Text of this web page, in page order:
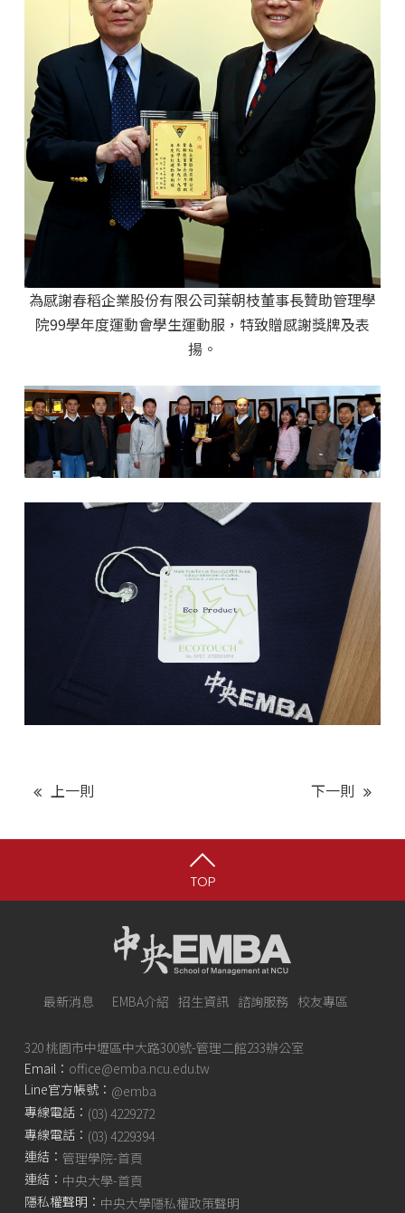
為感謝春稻企業股份有限公司葉朝枝董事長贊助管理學
院99學年度運動會學生運動服，特致贈感謝獎牌及表
揚。
上一則 下一則
TOP
最新消息 EMBA介紹 招生資訊 諮詢服務 校友專區
320 桃園市中壢區中大路300號-管理二館233辦公室
Email： office@emba.ncu.edu.tw
Line官方帳號： @emba
專線電話： (03) 4229272
專線電話： (03) 4229394
連結： 管理學院-首頁
連結： 中央大學-首頁
隱私權聲明： 中央大學隱私權政策聲明